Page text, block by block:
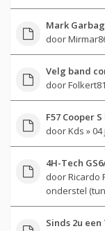
Mark
door
Velg band
doorFolkert81
F57 Cooper
doorKds »
4H-Tech
doorRicardo
onderstel
Sinds 2u een